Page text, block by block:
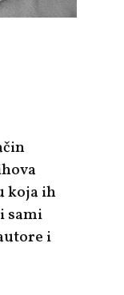
koja ih
sami
i